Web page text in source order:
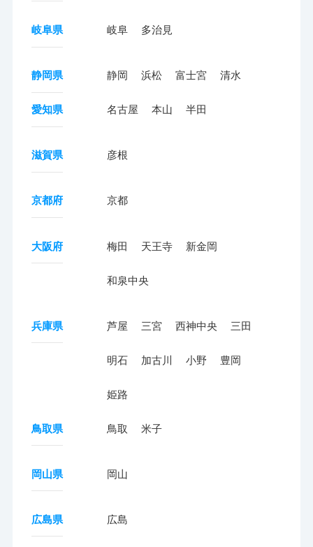
岐阜県 岐阜 多治見
静岡県 静岡 浜松 富士宮 清水
愛知県 名古屋 本山 半田
滋賀県 彦根
京都府 京都
大阪府 梅田 天王寺 新金岡
和泉中央
兵庫県 芦屋 三宮 西神中央 三田
明石 加古川 小野 豊岡
姫路
鳥取県 鳥取 米子
岡山県 岡山
広島県 広島